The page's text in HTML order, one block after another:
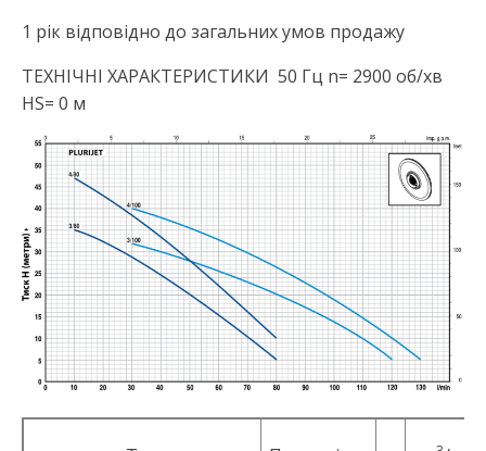
1 рік відповідно до загальних умов продажу
ТЕХНІЧНІ ХАРАКТЕРИСТИКИ 50 Гц n= 2900 об/хв
HS= 0 м